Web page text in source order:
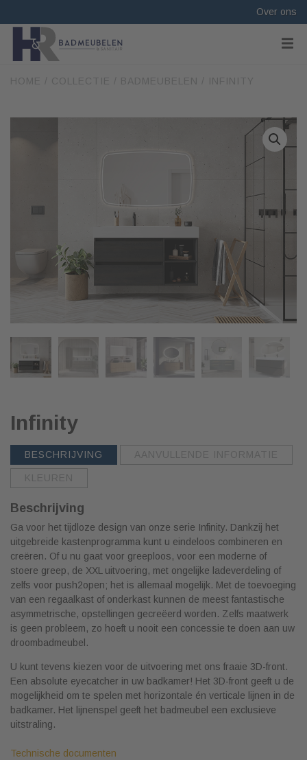
Over ons
HOME COLLECTIE BADMEUBELEN / INFINITY
Infinity
BESCHRIJVING AANVULLENDE INFORMATIE
KLEUREN
Beschrijving
Ga voor het tijdloze design van onze serie Infinity. Dankzij het
uitgebreide kastenprogramma kunt u eindeloos combineren en
creëren. Of u nu gaat voor greeploos, voor een moderne of
stoere greep, de XXL uitvoering, met ongelijke ladeverdeling of
zelfs voor push2open; het is allemaal mogelijk. Met de toevoeging
van een regaalkast of onderkast kunnen de meest fantastische
asymmetrische, opstellingen gecreëerd worden. Zelfs maatwerk
is geen probleem, zo hoeft u nooit een concessie te doen aan uw
droombadmeubel.
U kunt tevens kiezen voor de uitvoering met ons fraaie 3D-front.
Een absolute eyecatcher in uw badkamer! Het 3D-front geeft u de
mogelijkheid om te spelen met horizontale én verticale lijnen in de
badkamer. Het lijnenspel geeft het badmeubel een exclusieve
uitstraling.
Technische documenten